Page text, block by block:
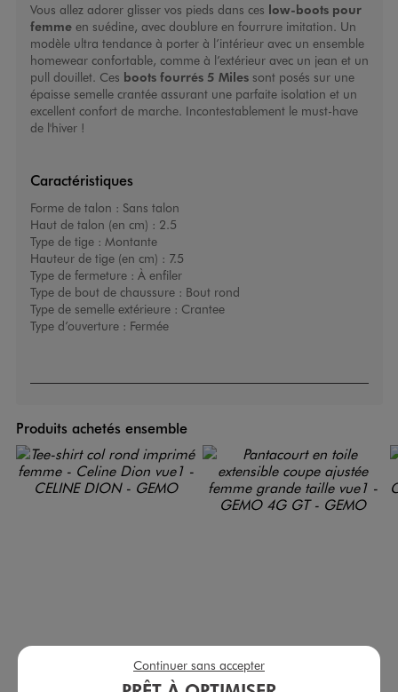
Vous allez adorer glisser vos pieds dans ces low-boots pour
femmeen suédine, avec doublure en fourrure imitation. Un
modèle ultra tendance à porter à l’intérieur avec un ensemble
homewear confortable, comme à l’extérieur avec un jean et un
pull douillet. Ces boots fourrés 5 Milessont posés sur une
épaisse semelle crantée assurant une parfaite isolation et un
excellent confort de marche. Incontestablement le must-have
de l'hiver !
Caractéristiques
Forme de talon : Sans talon
Haut de talon (en cm) : 2.5
Type de tige : Montante
Hauteur de tige (en cm) : 7.5
Type de fermeture : À enfiler
Type de bout de chaussure : Bout rond
Type de semelle extérieure : Crantee
Type d’ouverture : Fermée
Produits achetés ensemble
Continuer sans accepter